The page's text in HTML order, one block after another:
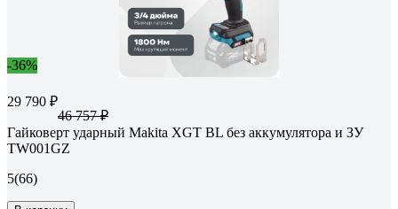
-36%
29 790 ₽
46 757 ₽
Гайковерт ударный Makita XGT BL без аккумулятора и ЗУ
TW001GZ
5(66)